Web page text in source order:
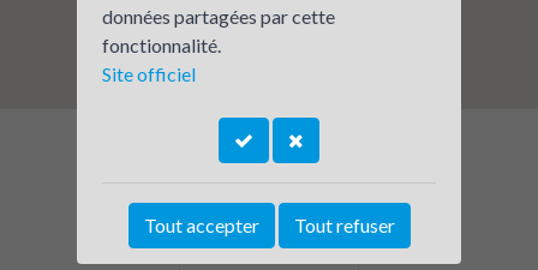
données partagées par cette
fonctionnalité.
Site officiel
Tout accepter Tout refuser